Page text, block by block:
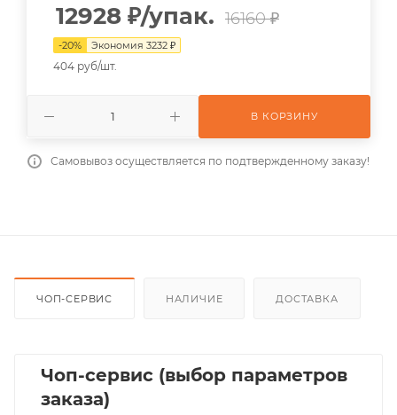
12928 ₽/упак. 16160 ₽
-20% Экономия 3232 ₽
404 руб/шт.
В КОРЗИНУ
Самовывоз осуществляется по подтвержденному заказу!
ЧОП-СЕРВИС НАЛИЧИЕ ДОСТАВКА
Чоп-сервис (выбор параметров
заказа)